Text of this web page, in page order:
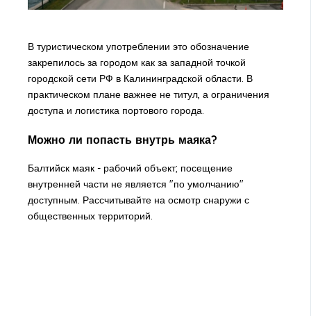
В туристическом употреблении это обозначение
закрепилось за городом как за западной точкой
городской сети РФ в Калининградской области. В
практическом плане важнее не титул, а ограничения
доступа и логистика портового города.
Можно ли попасть внутрь маяка?
Балтийск маяк - рабочий объект; посещение
внутренней части не является "по умолчанию"
доступным. Рассчитывайте на осмотр снаружи с
общественных территорий.